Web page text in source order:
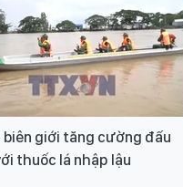
biên giới tăng cường đấu
thuốc lá nhập lậu